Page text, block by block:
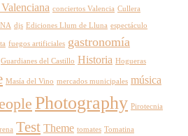
conciertos Valencia Cullera
djs Ediciones Llum de Lluna espectáculo
fuegos artificiales gastronomía
Guardianes del Castillo Historia Hogueras
Masía del Vino mercados municipales música
Photography Pirotecnia
Test Theme tomates Tomatina